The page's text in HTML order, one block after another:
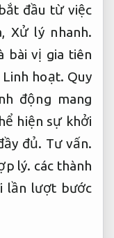
đầu từ việc
Xử lý nhanh.
bài vị gia tiên
Linh hoạt. Quy
động mang
hiện sự khởi
đủ. Tư vấn.
lý. các thành
lần lượt bước